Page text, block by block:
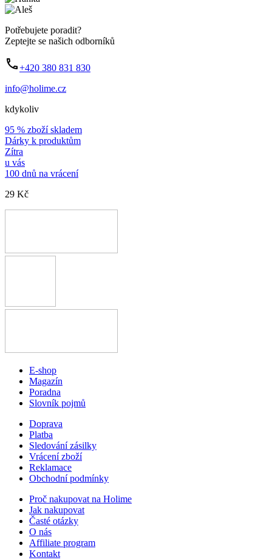
Potřebujete poradit?
Zeptejte se našich odborníků
+420 380 831 830
info@holime.cz
kdykoliv
95 % zboží skladem
Dárky k produktům
Zítra
u vás
100 dnů na vrácení
29 Kč
E-shop
Magazín
Poradna
Slovník pojmů
Doprava
Platba
Sledování zásilky
Vrácení zboží
Reklamace
Obchodní podmínky
Proč nakupovat na Holime
Jak nakupovat
Časté otázky
O nás
Affiliate program
Kontakt